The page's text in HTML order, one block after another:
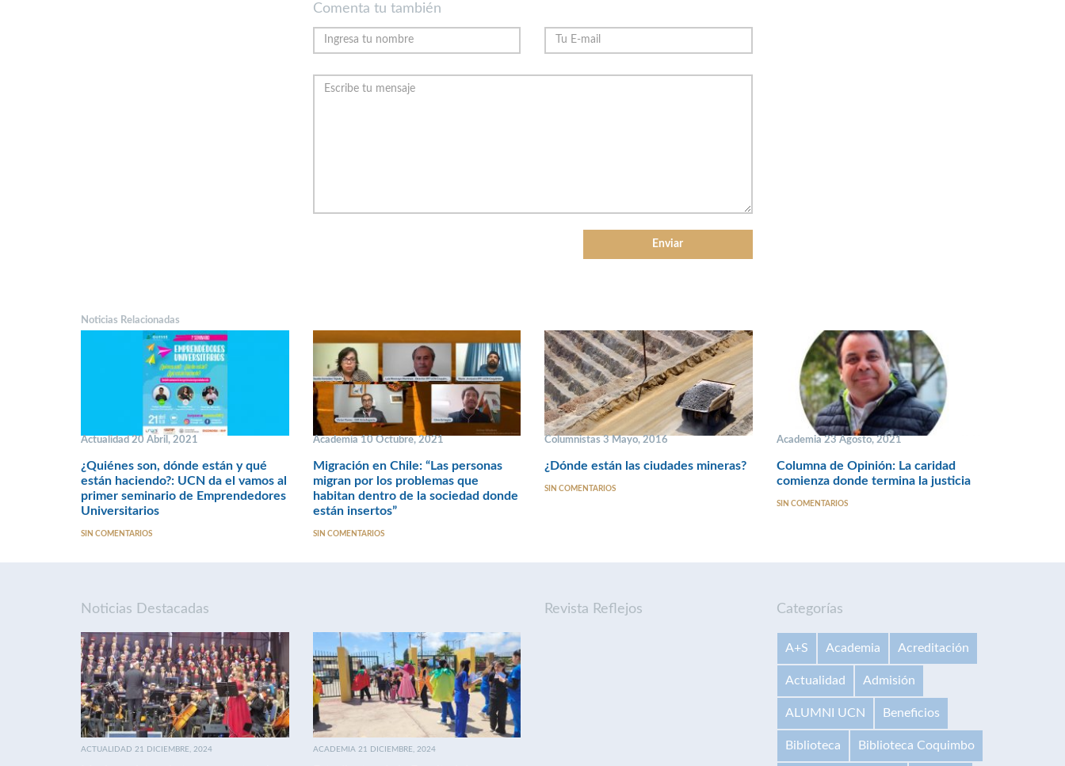
Comenta tu también
Noticias Relacionadas
Actualidad 20 Abril, 2021
¿Quiénes son, dónde están y qué
están haciendo?: UCN da el vamos al
primer seminario de Emprendedores
Universitarios
SIN COMENTARIOS
Academia 10 Octubre, 2021
Migración en Chile: “Las personas
migran por los problemas que
habitan dentro de la sociedad donde
están insertos”
SIN COMENTARIOS
Columnistas 3 Mayo, 2016
¿Dónde están las ciudades mineras?
SIN COMENTARIOS
Academia 23 Agosto, 2021
Columna de Opinión: La caridad
comienza donde termina la justicia
SIN COMENTARIOS
Noticias Destacadas
ACTUALIDAD 21 DICIEMBRE, 2024 ACADEMIA 21 DICIEMBRE, 2024
Revista Reflejos Categorías
A+S Academia Acreditación
Actualidad Admisión
ALUMNI UCN Beneficios
Biblioteca Biblioteca Coquimbo